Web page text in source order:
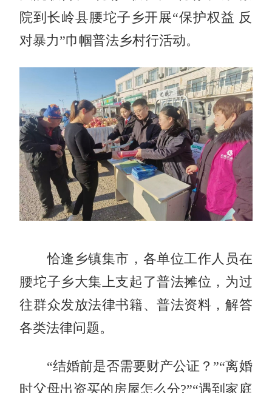
院到长岭县腰坨子乡开展“保护权益 反
对暴力”巾帼普法乡村行活动。
恰逢乡镇集市，各单位工作人员在
腰坨子乡大集上支起了普法摊位，为过
往群众发放法律书籍、普法资料，解答
各类法律问题。
“结婚前是否需要财产公证？”“离婚
时父母出资买的房屋怎么分?”“遇到家庭